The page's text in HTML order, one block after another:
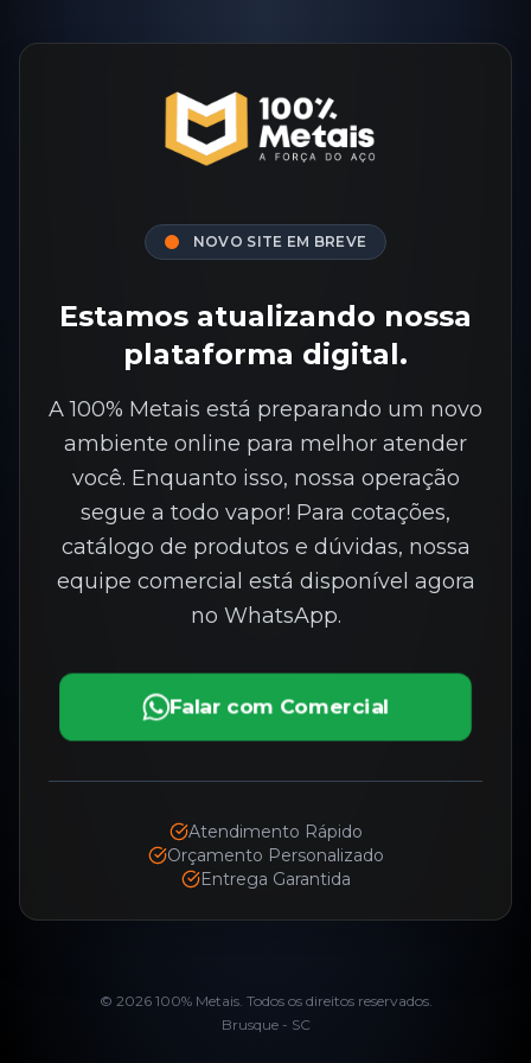
NOVO SITE EM BREVE
Estamos atualizando nossa
plataforma digital.
A 100% Metais está preparando um novo
ambiente online para melhor atender
você. Enquanto isso, nossa operação
segue a todo vapor! Para cotações,
catálogo de produtos e dúvidas, nossa
equipe comercial está disponível agora
no WhatsApp.
Falar com Comercial
Atendimento Rápido
Orçamento Personalizado
Entrega Garantida
© 2026100% Metais. Todos os direitos reservados.
Brusque - SC